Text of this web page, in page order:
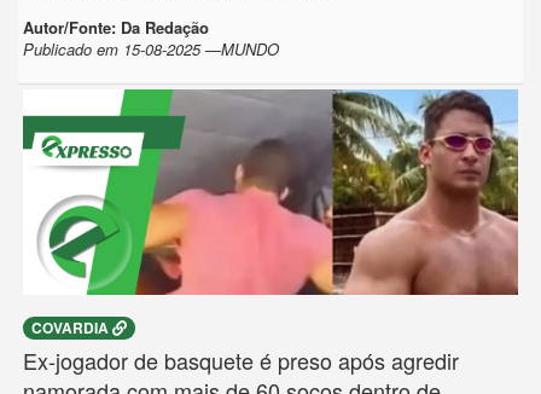
Autor/Fonte: Da Redação
Publicado em 15-08-2025 —MUNDO
COVARDIA
Ex-jogador de basquete é preso após agredir